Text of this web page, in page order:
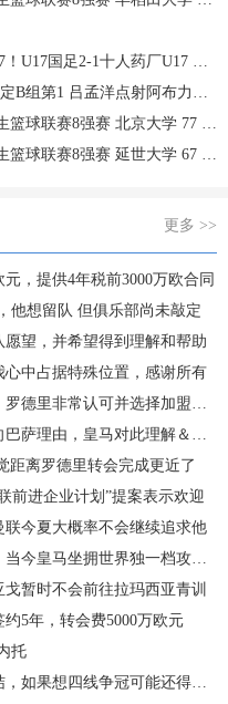
1十人药厂U17 赵松源登场1分钟传射
孟洋点射阿布力米破门 将战A组第2
北京大学 77 - 79 上海交通大学 集锦
强赛 延世大学 67 - 72 政治大学 集锦
更多 >>
，提供4年税前3000万欧合同
他想留队 但俱乐部尚未敲定
望，并希望得到理解和帮助
中占据特殊位置，感谢所有
里非常认可并选择加盟巴萨
理由，皇马对此理解＆祝好
距离罗德里转会完成更近了
前进企业计划”提案表示欢迎
今夏大概率不会继续追求他
皇马坐拥世界独一档攻击线
暂时不会前往拉玛西亚青训
5年，转会费5000万欧元
托
果想四线争冠可能还得买人